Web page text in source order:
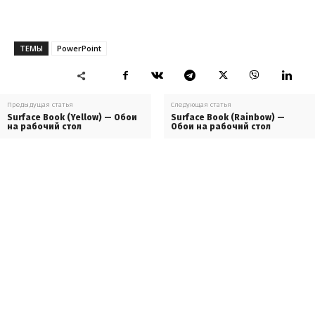
ТЕМЫ PowerPoint
Предыдущая статья
Surface Book (Yellow) — Обои
на рабочий стол
Следующая статья
Surface Book (Rainbow) —
Обои на рабочий стол